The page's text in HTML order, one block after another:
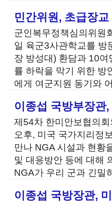
민간위원, 초급장
군인복무정책심의위원
일 육군3사관학교를 방
장 방성대) 환담과 10
률 하락을 막기 위한 방
에게 여군지원 동기와
이종섭 국방부장관
제54차 한미안보협의
오후, 미국 국가지리정
만나 NGA 시설과 현황
및 대응방안 등에 대해
NGA가 우리 군과 긴밀
이종섭 국방장관,